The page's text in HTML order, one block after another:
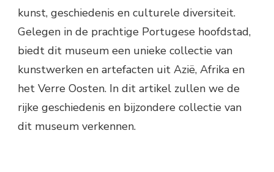
kunst, geschiedenis en culturele diversiteit.
Gelegen in de prachtige Portugese hoofdstad,
biedt dit museum een unieke collectie van
kunstwerken en artefacten uit Azië, Afrika en
het Verre Oosten. In dit artikel zullen we de
rijke geschiedenis en bijzondere collectie van
dit museum verkennen.